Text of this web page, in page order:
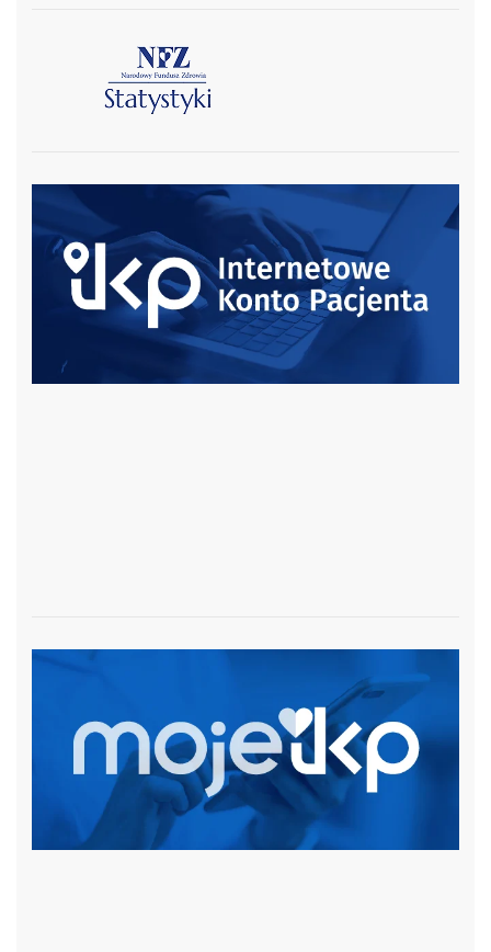
czytaj więcej
czytaj więcej
czytaj więcej